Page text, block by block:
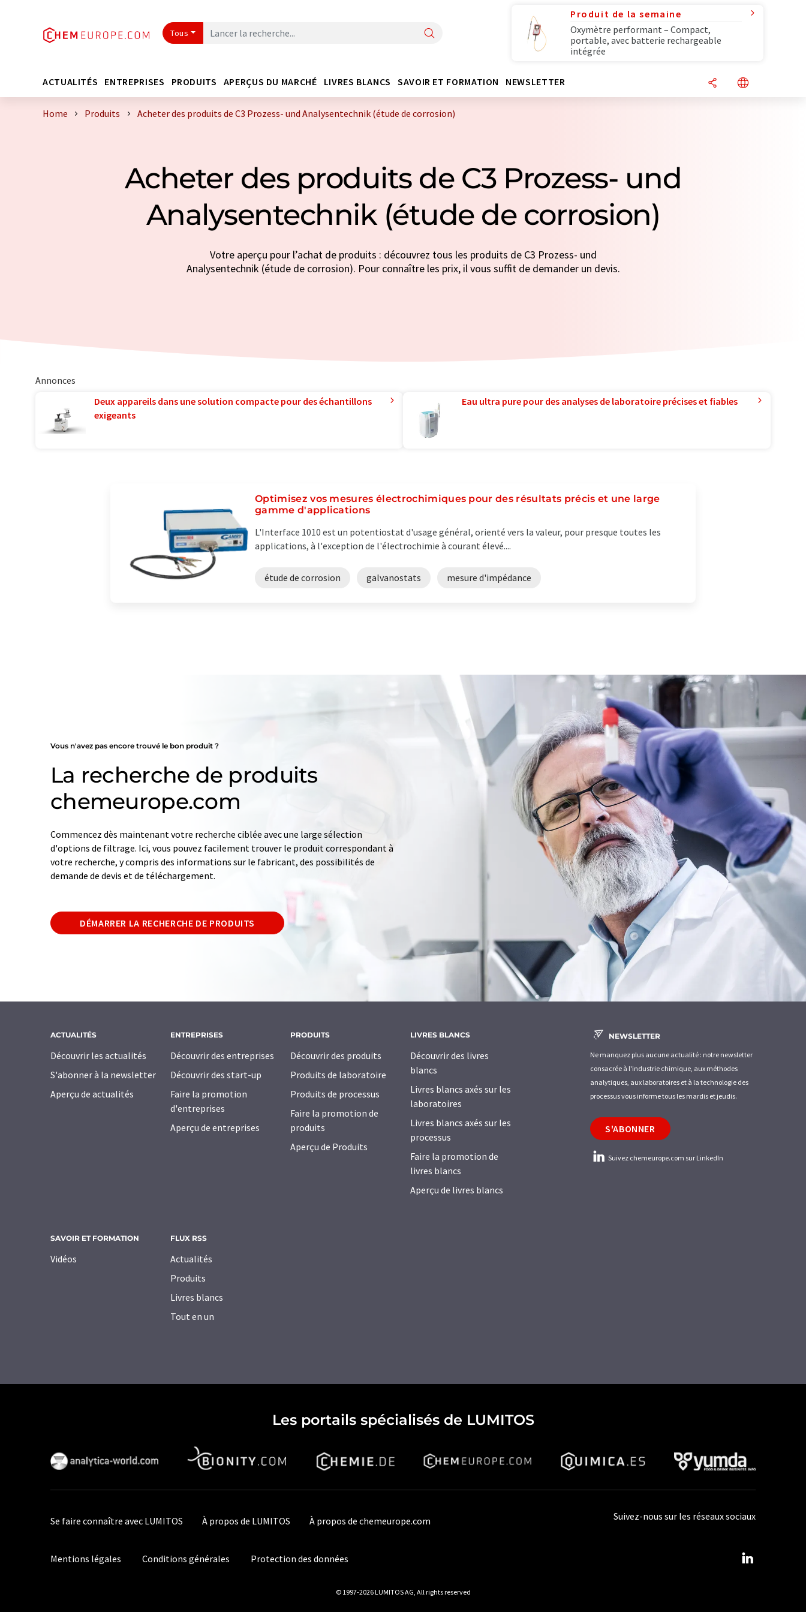
Tous
Produit de la semaine
Oxymètre performant – Compact,
portable, avec batterie rechargeable
intégrée
ACTUALITÉS ENTREPRISES PRODUITS APERÇUS DU MARCHÉ LIVRES BLANCS SAVOIR ET FORMATION NEWSLETTER
Home Produits Acheter des produits de C3 Prozess- und Analysentechnik (étude de corrosion)
Acheter des produits de C3 Prozess- und
Analysentechnik (étude de corrosion)
Votre aperçu pour l’achat de produits : découvrez tous les produits de C3 Prozess- und
Analysentechnik (étude de corrosion). Pour connaître les prix, il vous suffit de demander un devis.
Annonces
Deux appareils dans une solution compacte pour des échantillons
exigeants
Eau ultra pure pour des analyses de laboratoire précises et fiables
Optimisez vos mesures électrochimiques pour des résultats précis et une large
gamme d'applications
L'Interface 1010 est un potentiostat d'usage général, orienté vers la valeur, pour presque toutes les
applications, à l'exception de l'électrochimie à courant élevé....
étude de corrosion galvanostats mesure d'impédance
Vous n'avez pas encore trouvé le bon produit ?
La recherche de produits
chemeurope.com
Commencez dès maintenant votre recherche ciblée avec une large sélection
d'options de filtrage. Ici, vous pouvez facilement trouver le produit correspondant à
votre recherche, y compris des informations sur le fabricant, des possibilités de
demande de devis et de téléchargement.
DÉMARRER LA RECHERCHE DE PRODUITS
ACTUALITÉS
Découvrir les actualités
S'abonner à la newsletter
Aperçu de actualités
ENTREPRISES
Découvrir des entreprises
Découvrir des start-up
Faire la promotion
d'entreprises
Aperçu de entreprises
PRODUITS
Découvrir des produits
Produits de laboratoire
Produits de processus
Faire la promotion de
produits
Aperçu de Produits
LIVRES BLANCS
Découvrir des livres
blancs
Livres blancs axés sur les
laboratoires
Livres blancs axés sur les
processus
Faire la promotion de
livres blancs
Aperçu de livres blancs
SAVOIR ET FORMATION
Vidéos
FLUX RSS
Actualités
Produits
Livres blancs
Tout en un
NEWSLETTER
Ne manquez plus aucune actualité : notre newsletter
consacrée à l'industrie chimique, aux méthodes
analytiques, aux laboratoires et à la technologie des
processus vous informe tous les mardis et jeudis.
S'ABONNER
Suivez chemeurope.com sur LinkedIn
Les portails spécialisés de LUMITOS
Se faire connaître avec LUMITOS À propos de LUMITOS À propos de chemeurope.com
Mentions légales Conditions générales Protection des données
Suivez-nous sur les réseaux sociaux
© 1997-2026 LUMITOS AG, All rights reserved